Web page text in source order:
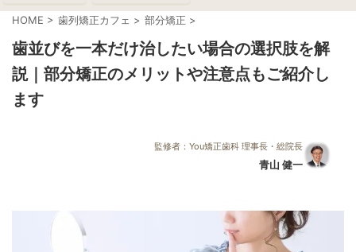
HOME > 歯列矯正カフェ > 部分矯正 >
歯並びを一本だけ治したい場合の選択肢を解
説｜部分矯正のメリットや注意点もご紹介し
ます
監修者：You矯正歯科 理事長・総院長
青山 健一